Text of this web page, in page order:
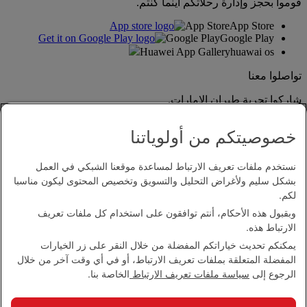
App StoreApp Store
Google PlayGoogle Play
Huawei App Galleryhuawai os
تواصلوا معنا
شاركوا تجربة طيران الإمارات.
بيان إمكانية الدخول
اتصل بنا
سياسة الخصوصية
الشروط والأحكام
سياسة ملفات تعريف الارتباط
بيان الشفافية بموجب قانون مكافحة العبودية الحديثة
خصوصيتكم من أولوياتنا
نستخدم ملفات تعريف الارتباط لمساعدة موقعنا الشبكي في العمل
بشكل سليم ولأغراض التحليل والتسويق وتخصيص المحتوى ليكون مناسبا
لكم.
وبقبول هذه الأحكام، أنتم توافقون على استخدام كل ملفات تعريف
الارتباط هذه.
يمكنكم تحديث خياراتكم المفضلة من خلال النقر على زر الخيارات
المفضلة المتعلقة بملفات تعريف الارتباط، أو في أي وقت آخر من خلال
الرجوع إلى سياسة ملفات تعريف الارتباط الخاصة بنا.